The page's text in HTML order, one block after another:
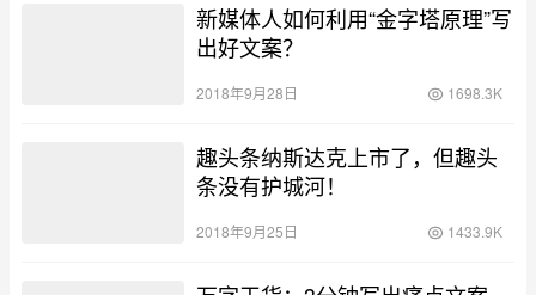
新媒体人如何利用“金字塔原理”写
出好文案？
2018年9月28日 1698.3K
趣头条纳斯达克上市了，但趣头
条没有护城河！
2018年9月25日 1433.9K